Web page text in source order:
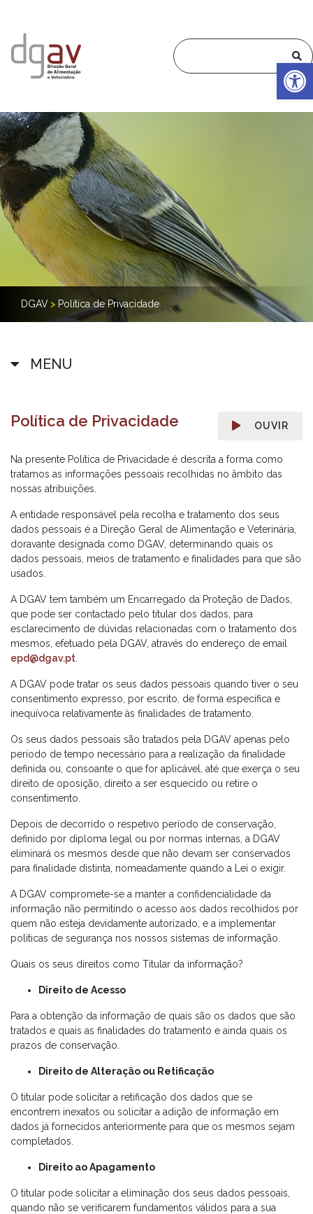
DGAV > Política de Privacidade
MENU
OUVIR
Política de Privacidade
Na presente Política de Privacidade é descrita a forma como
tratamos as informações pessoais recolhidas no âmbito das
nossas atribuições.
A entidade responsável pela recolha e tratamento dos seus
dados pessoais é a Direção Geral de Alimentação e Veterinária,
doravante designada como DGAV, determinando quais os
dados pessoais, meios de tratamento e finalidades para que são
usados.
A DGAV tem também um Encarregado da Proteção de Dados,
que pode ser contactado pelo titular dos dados, para
esclarecimento de dúvidas relacionadas com o tratamento dos
mesmos, efetuado pela DGAV, através do endereço de email
epd@dgav.pt
A DGAV pode tratar os seus dados pessoais quando tiver o seu
consentimento expresso, por escrito, de forma específica e
inequívoca relativamente às finalidades de tratamento.
Os seus dados pessoais são tratados pela DGAV apenas pelo
período de tempo necessário para a realização da finalidade
definida ou, consoante o que for aplicável, até que exerça o seu
direito de oposição, direito a ser esquecido ou retire o
consentimento.
Depois de decorrido o respetivo período de conservação,
definido por diploma legal ou por normas internas, a DGAV
eliminará os mesmos desde que não devam ser conservados
para finalidade distinta, nomeadamente quando a Lei o exigir.
A DGAV compromete-se a manter a confidencialidade da
informação não permitindo o acesso aos dados recolhidos por
quem não esteja devidamente autorizado, e a implementar
politicas de segurança nos nossos sistemas de informação.
Quais os seus direitos como Titular da informação?
Direito de Acesso
Para a obtenção da informação de quais são os dados que são
tratados e quais as finalidades do tratamento e ainda quais os
prazos de conservação.
Direito de Alteração ou Retificação
O titular pode solicitar a retificação dos dados que se
encontrem inexatos ou solicitar a adição de informação em
dados já fornecidos anteriormente para que os mesmos sejam
completados.
Direito ao Apagamento
O titular pode solicitar a eliminação dos seus dados pessoais,
quando não se verificarem fundamentos válidos para a sua